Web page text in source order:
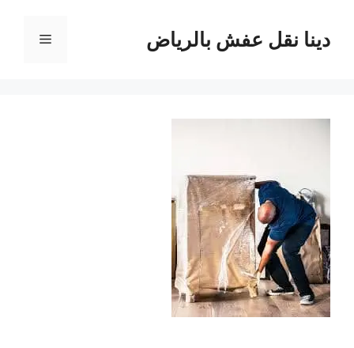
المحتوىدينا نقل عفش بالرياض القائمة